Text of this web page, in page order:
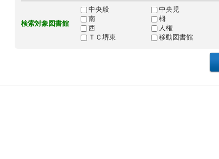
検索対象図書館
中央般
中央児
南
栂
西
人権
ＴＣ堺東
移動図書館